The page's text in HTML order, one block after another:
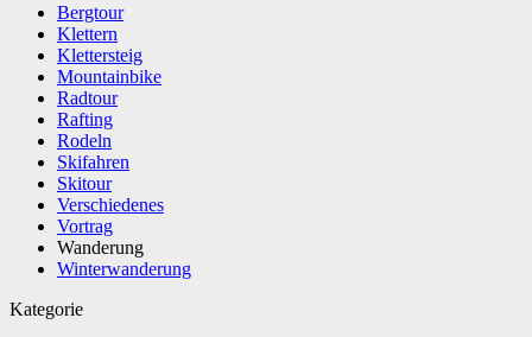
Bergtour
Klettern
Klettersteig
Mountainbike
Radtour
Rafting
Rodeln
Skifahren
Skitour
Verschiedenes
Vortrag
Wanderung
Winterwanderung
Kategorie